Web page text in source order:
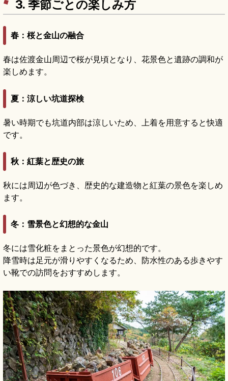
3. 季節ごとの楽しみ方
春：桜と金山の融合
春は佐渡金山周辺で桜が見頃となり、花景色と遺跡の調和が
楽しめます。
夏：涼しい坑道探検
暑い時期でも坑道内部は涼しいため、上着を用意すると快適
です。
秋：紅葉と歴史の旅
秋には周辺が色づき、歴史的な建造物と紅葉の景色を楽しめ
ます。
冬：雪景色と幻想的な金山
冬には雪化粧をまとった景色が幻想的です。
降雪時は足元が滑りやすくなるため、防水性のある歩きやす
い靴での訪問をおすすめします。